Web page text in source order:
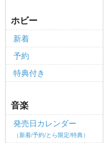
ホビー
新着
予約
特典付き
音楽
発売日カレンダー
（新着/予約/とら限定/特典）